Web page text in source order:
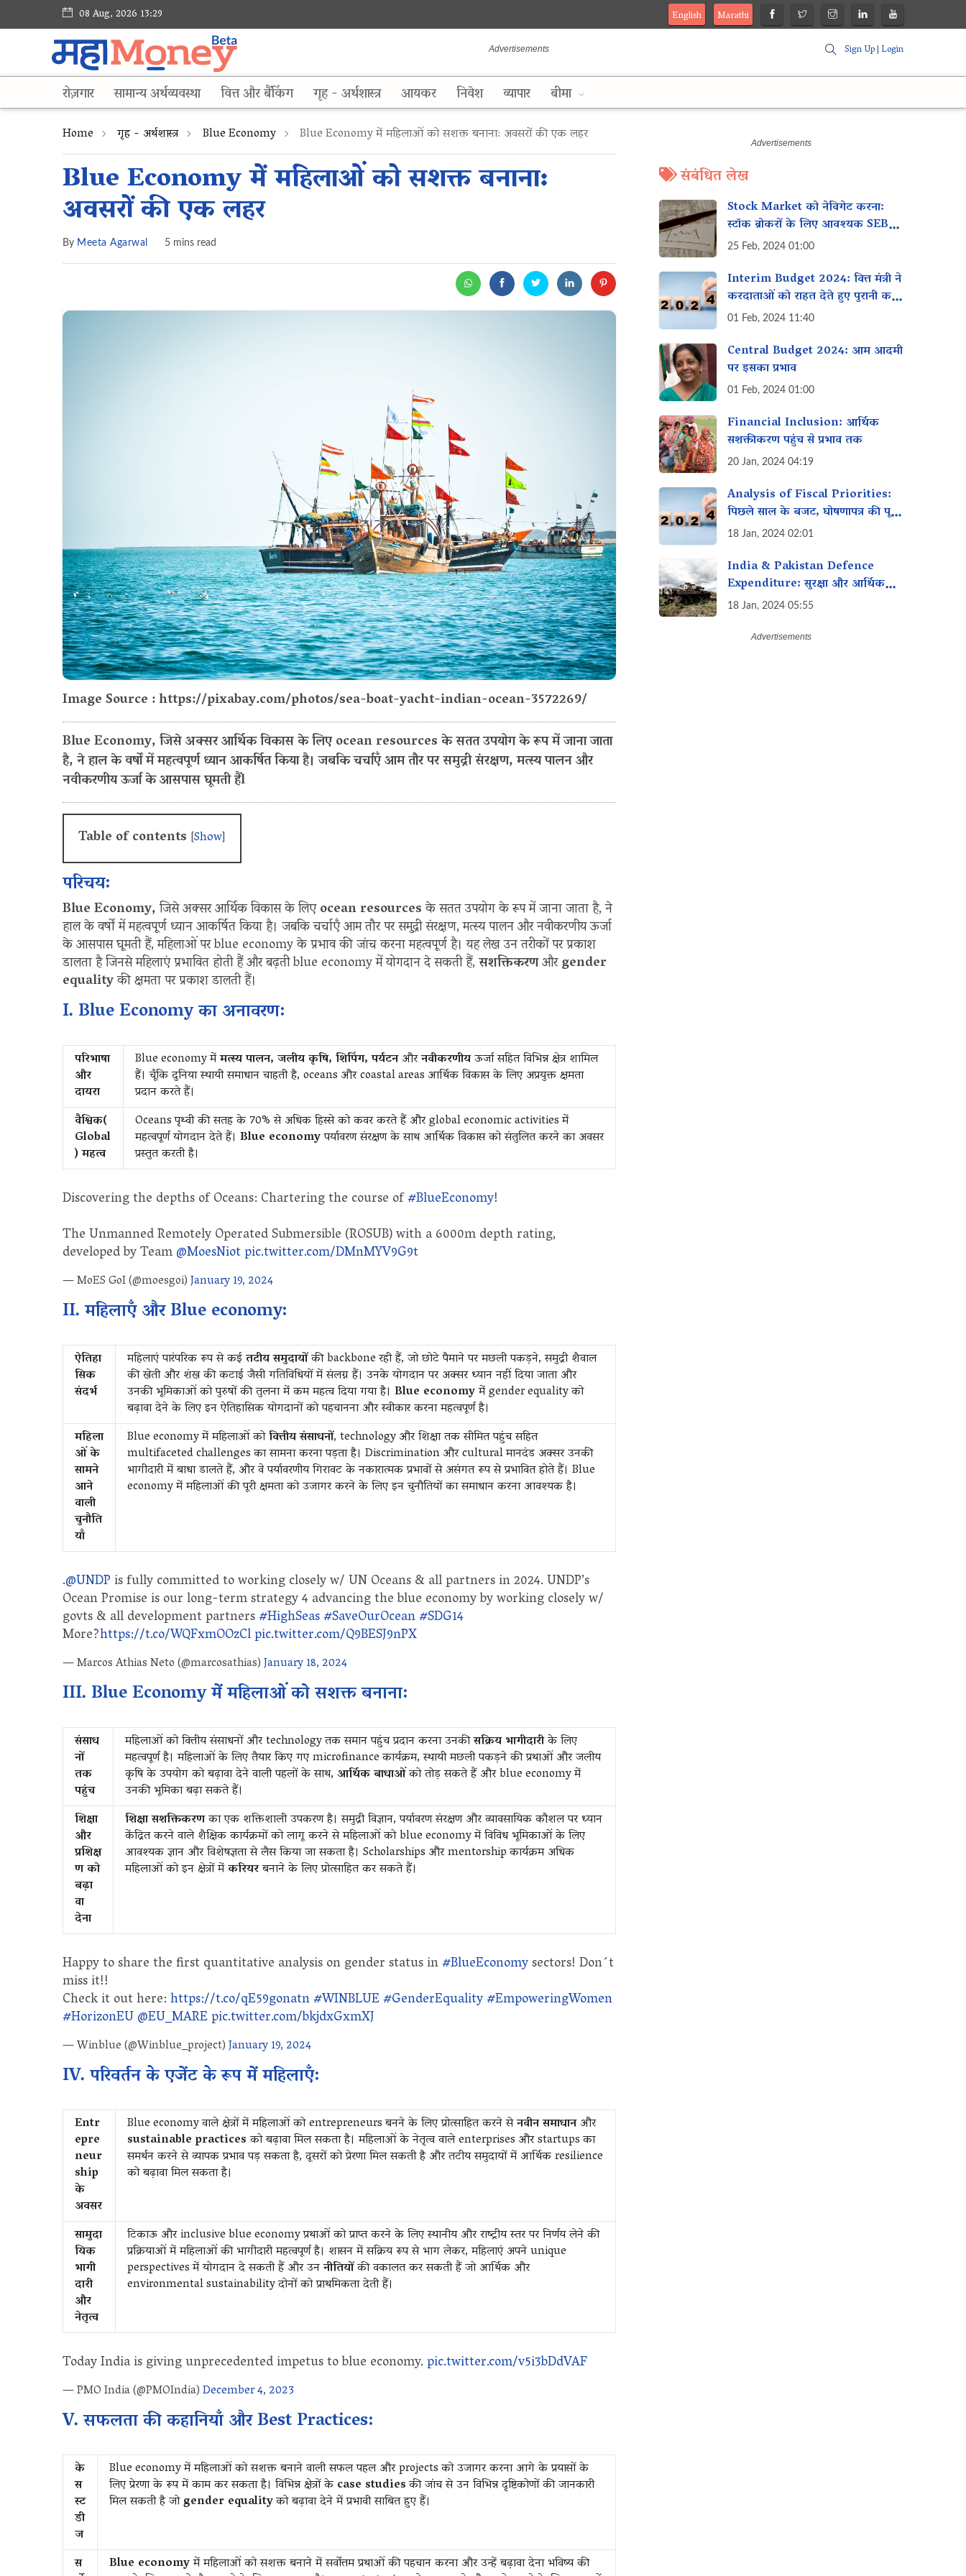
08 Aug, 2026 13:29 English
Marathi
Sign Up|Login
रोज़गार सामान्य अर्थव्यवस्था वित्त और बैंकिंग गृह - अर्थशास्त्र आयकर निवेश व्यापार बीमा
Home गृह - अर्थशास्त्र Blue Economy Blue Economy में महिलाओं को सशक्त बनाना: अवसरों की एक लहर
Blue Economy में महिलाओं को सशक्त बनाना:
अवसरों की एक लहर
By Meeta Agarwal 5 mins read
Image Source : https://pixabay.com/photos/sea-boat-yacht-indian-ocean-3572269/
Blue Economy, जिसे अक्सर आर्थिक विकास के लिए ocean resources के सतत उपयोग के रूप में जाना जाता
है, ने हाल के वर्षों में महत्वपूर्ण ध्यान आकर्षित किया है। जबकि चर्चाएँ आम तौर पर समुद्री संरक्षण, मत्स्य पालन और
नवीकरणीय ऊर्जा के आसपास घूमती हैंl
Table of contents [Show]
परिचय:
Blue Economy,जिसे अक्सर आर्थिक विकास के लिएocean resourcesके सतत उपयोग के रूप में जाना जाता है, ने
हाल के वर्षों में महत्वपूर्ण ध्यान आकर्षित किया है। जबकि चर्चाएँ आम तौर पर समुद्री संरक्षण, मत्स्य पालन और नवीकरणीय ऊर्जा
के आसपास घूमती हैं, महिलाओं पर blue economy के प्रभाव की जांच करना महत्वपूर्ण है। यह लेख उन तरीकों पर प्रकाश
डालता है जिनसे महिलाएं प्रभावित होती हैं और बढ़ती blue economy में योगदान दे सकती हैं,सशक्तिकरणऔरgender
equalityकी क्षमता पर प्रकाश डालती हैं।
I. Blue Economy का अनावरण:
परिभाषा
और
दायरा
Blue economy मेंमत्स्य पालन, जलीय कृषि, शिपिंग, पर्यटनऔरनवीकरणीयऊर्जा सहित विभिन्न क्षेत्र शामिल
हैं। चूँकि दुनिया स्थायी समाधान चाहती है, oceans और coastal areas आर्थिक विकास के लिए अप्रयुक्त क्षमता
प्रदान करते हैं।
वैश्विक(
Global
) महत्व
Oceans पृथ्वी की सतह के 70% से अधिक हिस्से को कवर करते हैं और global economic activities में
महत्वपूर्ण योगदान देते हैं। Blue economyपर्यावरण संरक्षण के साथ आर्थिक विकास को संतुलित करने का अवसर
प्रस्तुत करती है।
Discovering the depths of Oceans: Chartering the course of#BlueEconomy!
The Unmanned Remotely Operated Submersible (ROSUB) with a 6000m depth rating,
developed by Team@MoesNiotpic.twitter.com/DMnMYV9G9t
— MoES GoI (@moesgoi)January 19, 2024
II. महिलाएँ और Blue economy:
ऐतिहा
सिक
संदर्भ
महिलाएं पारंपरिक रूप से कईतटीय समुदायोंकी backbone रही हैं, जो छोटे पैमाने पर मछली पकड़ने, समुद्री शैवाल
की खेती और शंख की कटाई जैसी गतिविधियों में संलग्न हैं। उनके योगदान पर अक्सर ध्यान नहीं दिया जाता और
उनकी भूमिकाओं को पुरुषों की तुलना में कम महत्व दिया गया है। Blue economyमें gender equality को
बढ़ावा देने के लिए इन ऐतिहासिक योगदानों को पहचानना और स्वीकार करना महत्वपूर्ण है।
महिला
ओं के
सामने
आने
वाली
चुनौति
याँ
Blue economy में महिलाओं कोवित्तीय संसाधनों, technology और शिक्षा तक सीमित पहुंच सहित
multifaceted challenges का सामना करना पड़ता है। Discrimination और cultural मानदंड अक्सर उनकी
भागीदारी में बाधा डालते हैं, और वे पर्यावरणीय गिरावट के नकारात्मक प्रभावों से असंगत रूप से प्रभावित होते हैं। Blue
economy में महिलाओं की पूरी क्षमता को उजागर करने के लिए इन चुनौतियों का समाधान करना आवश्यक है।
.@UNDP is fully committed to working closely w/ UN Oceans & all partners in 2024. UNDP’s
Ocean Promise is our long-term strategy 4 advancing the blue economy by working closely w/
govts & all development partners#HighSeas#SaveOurOcean#SDG14
More?https://t.co/WQFxmOOzClpic.twitter.com/Q9BESJ9nPX
— Marcos Athias Neto (@marcosathias)January 18, 2024
III. Blue Economy में महिलाओं को सशक्त बनाना:
संसाध
नों
तक
पहुंच
महिलाओं को वित्तीय संसाधनों और technology तक समान पहुंच प्रदान करना उनकीसक्रिय भागीदारीके लिए
महत्वपूर्ण है। महिलाओं के लिए तैयार किए गए microfinance कार्यक्रम, स्थायी मछली पकड़ने की प्रथाओं और जलीय
कृषि के उपयोग को बढ़ावा देने वाली पहलों के साथ, आर्थिक बाधाओंको तोड़ सकते हैं और blue economy में
उनकी भूमिका बढ़ा सकते हैं।
शिक्षा
और
प्रशिक्ष
ण को
बढ़ा
वा
देना
शिक्षा सशक्तिकरणका एक शक्तिशाली उपकरण है। समुद्री विज्ञान, पर्यावरण संरक्षण और व्यावसायिक कौशल पर ध्यान
केंद्रित करने वाले शैक्षिक कार्यक्रमों को लागू करने से महिलाओं को blue economy में विविध भूमिकाओं के लिए
आवश्यक ज्ञान और विशेषज्ञता से लैस किया जा सकता है। Scholarships और mentorship कार्यक्रम अधिक
महिलाओं को इन क्षेत्रों मेंकरियरबनाने के लिए प्रोत्साहित कर सकते हैं।
Happy to share the first quantitative analysis on gender status in#BlueEconomysectors! Don´t
miss it!!
Check it out here:https://t.co/qE59gonatn#WINBLUE#GenderEquality#EmpoweringWomen
#HorizonEU@EU_MAREpic.twitter.com/bkjdxGxmXJ
— Winblue (@Winblue_project)January 19, 2024
IV. परिवर्तन के एजेंट के रूप में महिलाएँ:
Entr
epre
neur
ship
के
अवसर
Blue economy वाले क्षेत्रों में महिलाओं को entrepreneurs बनने के लिए प्रोत्साहित करने सेनवीन समाधानऔर
sustainable practices को बढ़ावा मिल सकता है। महिलाओं के नेतृत्व वाले enterprises और startups का
समर्थन करने से व्यापक प्रभाव पड़ सकता है, दूसरों को प्रेरणा मिल सकती है और तटीय समुदायों में आर्थिक resilience
को बढ़ावा मिल सकता है।
सामुदा
यिक
भागी
दारी
और
नेतृत्व
टिकाऊ और inclusive blue economy प्रथाओं को प्राप्त करने के लिए स्थानीय और राष्ट्रीय स्तर पर निर्णय लेने की
प्रक्रियाओं में महिलाओं की भागीदारी महत्वपूर्ण है। शासन में सक्रिय रूप से भाग लेकर, महिलाएं अपने unique
perspectives में योगदान दे सकती हैं और उननीतियोंकी वकालत कर सकती हैं जो आर्थिक और
environmental sustainability दोनों को प्राथमिकता देती हैं।
Today India is giving unprecedented impetus to blue economy.pic.twitter.com/v5i3bDdVAF
— PMO India (@PMOIndia)December 4, 2023
V. सफलता की कहानियाँ और Best Practices:
के
स
स्ट
डी
ज
Blue economy में महिलाओं को सशक्त बनाने वाली सफल पहल और projects को उजागर करना आगे के प्रयासों के
लिए प्रेरणा के रूप में काम कर सकता है। विभिन्न क्षेत्रों के case studiesकी जांच से उन विभिन्न दृष्टिकोणों की जानकारी
मिल सकती है जोgender equalityको बढ़ावा देने में प्रभावी साबित हुए हैं।
स Blue economyमें महिलाओं को सशक्त बनाने में सर्वोत्तम प्रथाओं की पहचान करना और उन्हें बढ़ावा देना भविष्य की
संबंधित लेख
Stock Market को नेविगेट करना:
स्टॉक ब्रोकरों के लिए आवश्यक SEBI
Guidelines
25 Feb, 2024 01:00
Interim Budget 2024: वित्त मंत्री ने
करदाताओं को राहत देते हुए पुरानी कर
मांगों को वापस लेने की घोषणा की
01 Feb, 2024 11:40
Central Budget 2024: आम आदमी
पर इसका प्रभाव
01 Feb, 2024 01:00
Financial Inclusion: आर्थिक
सशक्तीकरण पहुंच से प्रभाव तक
20 Jan, 2024 04:19
Analysis of Fiscal Priorities:
पिछले साल के बजट, घोषणापत्र की पूर्ति
और इस साल के बजट में महिलाओं के
18 Jan, 2024 02:01
India & Pakistan Defence
Expenditure: सुरक्षा और आर्थिक
प्राथमिकताओं को संतुलित करना!
18 Jan, 2024 05:55